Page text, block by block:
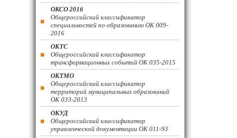
ОКСО 2016
Общероссийский классификатор
специальностей по образованию ОК 009-
2016
ОКТС
Общероссийский классификатор
трансформационных событий ОК 035-2015
ОКТМО
Общероссийский классификатор
территорий муниципальных образований
ОК 033-2013
ОКУД
Общероссийский классификатор
управленческой документации ОК 011-93